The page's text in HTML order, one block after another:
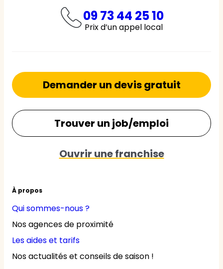
09 73 44 25 10
Prix d’un appel local
À propos
Qui sommes-nous ?
Nos agences de proximité
Les aides et tarifs
Nos actualités et conseils de saison !
Demander un devis gratuit
Trouver un job/emploi
Ouvrir une franchise